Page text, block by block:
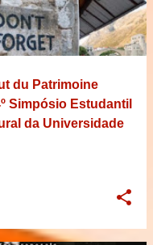
du Patrimoine
Simpósio Estudantil
da Universidade